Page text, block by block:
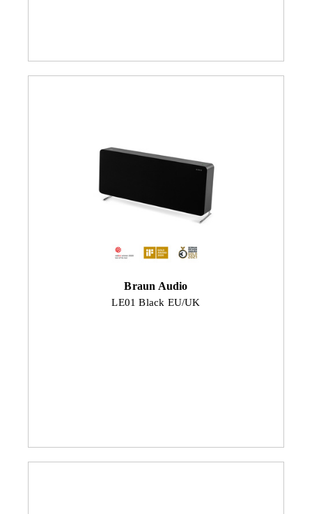
Braun Audio
LE01 Black EU/UK